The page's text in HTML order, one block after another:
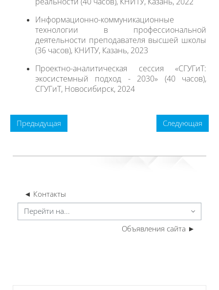
Информационно-коммуникационные
технологии в профессиональной
деятельности преподавателя высшей школы
(36 часов), КНИТУ, Казань, 2023
Проектно-аналитическая сессия «СГУГиТ:
экосистемный подход - 2030» (40 часов),
СГУГиТ, Новосибирск, 2024
Предыдущая Следующая
◄ Контакты
на...
Объявления сайта ►